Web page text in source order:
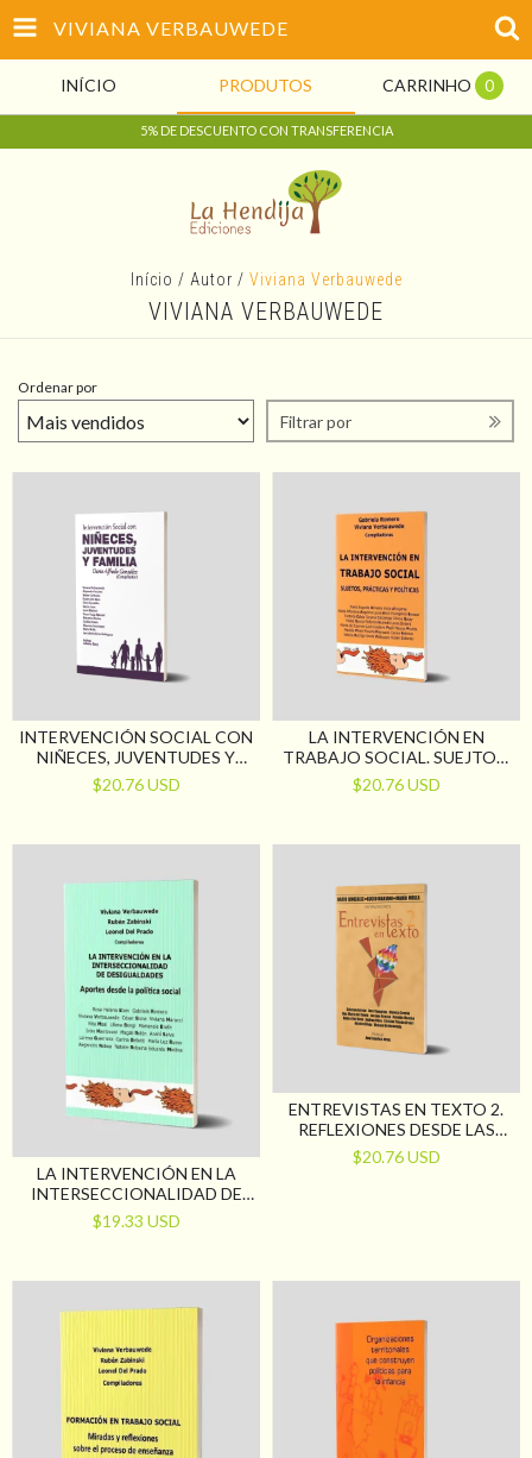
VIVIANA VERBAUWEDE
INÍCIO PRODUTOS CARRINHO 0
5% DE DESCUENTO CON TRANSFERENCIA
Início / Autor / Viviana Verbauwede
VIVIANA VERBAUWEDE
Ordenar por
Filtrar por
INTERVENCIÓN SOCIAL CON
NIÑECES, JUVENTUDES Y
FAMILIA
$20.76 USD
LA INTERVENCIÓN EN
TRABAJO SOCIAL. SUEJTOS,
PRÁCTICAS Y POLÍTICAS
$20.76 USD
LA INTERVENCIÓN EN LA
INTERSECCIONALIDAD DE
DESIGUALDADES
$19.33 USD
ENTREVISTAS EN TEXTO 2.
REFLEXIONES DESDE LAS
CIENCIAS SOCIALES
$20.76 USD